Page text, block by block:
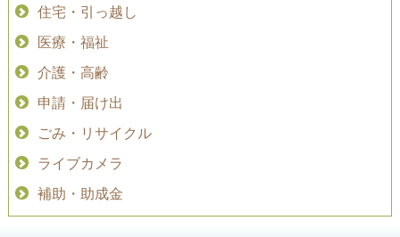
住宅・引っ越し
医療・福祉
介護・高齢
申請・届け出
ごみ・リサイクル
ライブカメラ
補助・助成金